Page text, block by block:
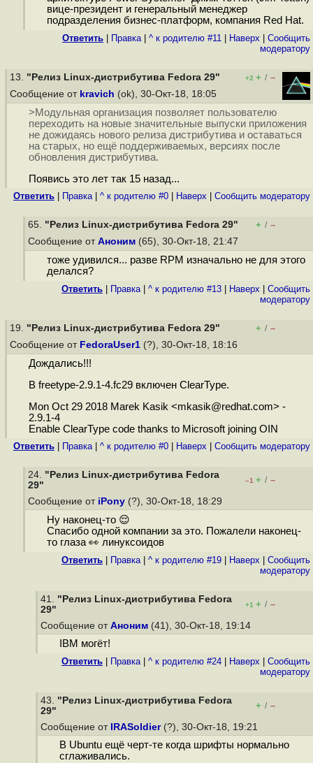
вице-президент и генеральный менеджер
подразделения бизнес-платформ, компания Red Hat.
Ответить Правка| ^ к родителю #11 Наверх
Cообщить
модератору
13. "Релиз Linux-дистрибутива Fedora 29" +2 + / –
Сообщение от kravich (ok), 30-Окт-18, 18:05
>Модульная организация позволяет пользователю
переходить на новые значительные выпуски приложения
не дожидаясь нового релиза дистрибутива и оставаться
на старых, но ещё поддерживаемых, версиях после
обновления дистрибутива.
Появись это лет так 15 назад...
Ответить Правка| ^ к родителю #0 Наверх Cообщить модератору
65. "Релиз Linux-дистрибутива Fedora 29" + / –
Сообщение от Аноним (65), 30-Окт-18, 21:47
тоже удивился... разве RPM изначально не для этого
делался?
Ответить Правка| ^ к родителю #13 Наверх
Cообщить
модератору
19. "Релиз Linux-дистрибутива Fedora 29" + / –
Сообщение от FedoraUser1 (?), 30-Окт-18, 18:16
Дождались!!!
В freetype-2.9.1-4.fc29 включен ClearType.
Mon Oct 29 2018 Marek Kasik <mkasik@redhat.com> -
2.9.1-4
Enable ClearType code thanks to Microsoft joining OIN
Ответить Правка| ^ к родителю #0 Наверх Cообщить модератору
24. "Релиз Linux-дистрибутива Fedora
29"
–1 + / –
Сообщение от iPony (?), 30-Окт-18, 18:29
Ну наконец-то 😌
Спасибо одной компании за это. Пожалели наконец-
то глаза 👀 линуксоидов
Ответить Правка| ^ к родителю #19 Наверх
Cообщить
модератору
41. "Релиз Linux-дистрибутива Fedora
29"
+1 + / –
Сообщение от Аноним (41), 30-Окт-18, 19:14
IBM могёт!
Ответить Правка| ^ к родителю #24 Наверх
Cообщить
модератору
43. "Релиз Linux-дистрибутива Fedora
29"
+ / –
Сообщение от IRASoldier(?), 30-Окт-18, 19:21
В Ubuntu ещё черт-те когда шрифты нормально
сглаживались.